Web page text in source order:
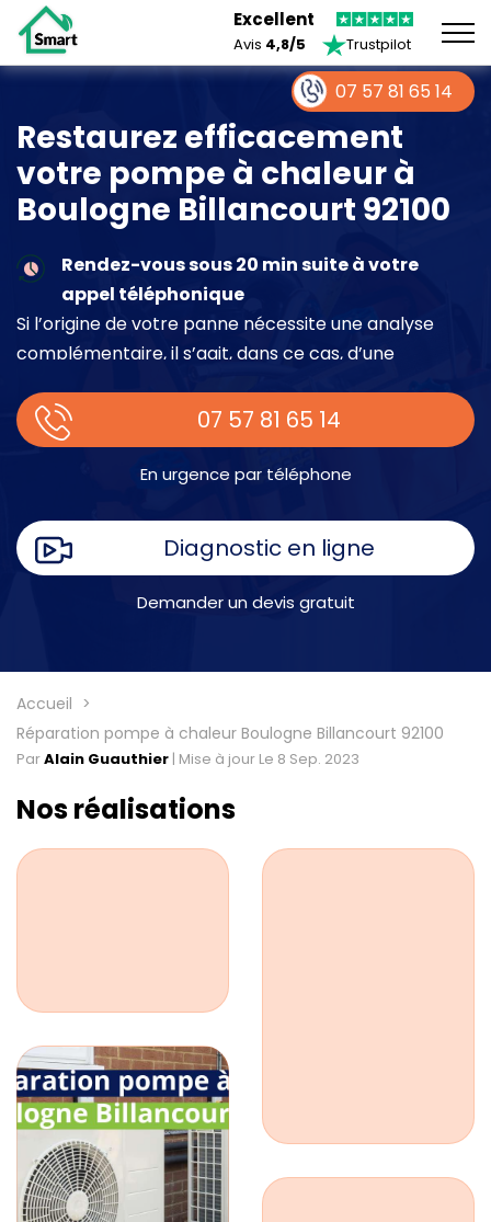
Excellent
Avis 4,8/5 Trustpilot
Restaurez efficacement
votre pompe à chaleur à
Boulogne Billancourt 92100
Rendez-vous sous 20 min suite à votre
appel téléphonique
Si l’origine de votre panne nécessite une analyse
complémentaire, il s’agit, dans ce cas, d’une
place.
07 57 81 65 14
En urgence par téléphone
Diagnostic en ligne
Demander un devis gratuit
Accueil
Réparation pompe à chaleur Boulogne Billancourt 92100
ParAlain Guauthier | Mise à jour Le 8 Sep. 2023
Nos réalisations
07 57 81 65 14